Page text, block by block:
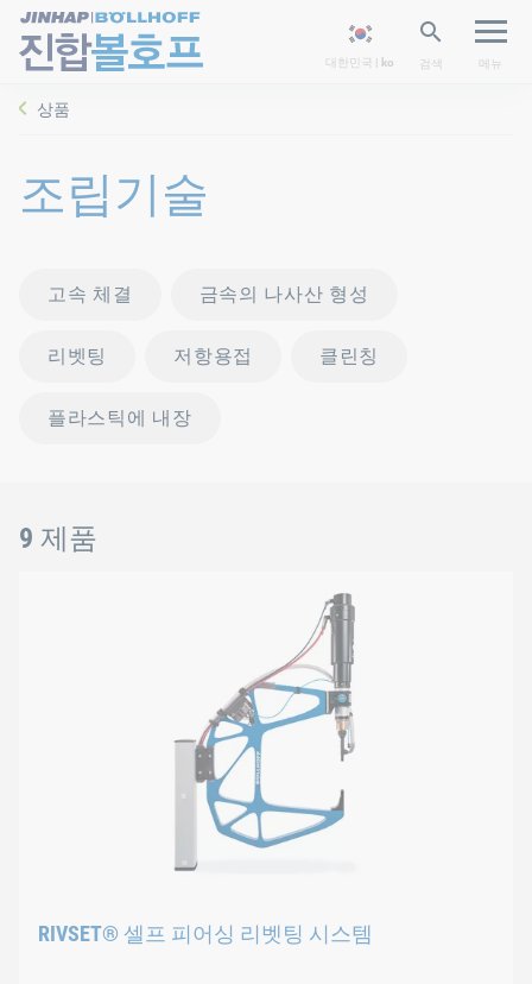
대한민국 | ko 검색 메뉴
상품
조립기술
고속 체결 금속의 나사산 형성
리벳팅 저항용접 클린칭
플라스틱에 내장
9 제품
RIVSET® 셀프 피어싱 리벳팅 시스템